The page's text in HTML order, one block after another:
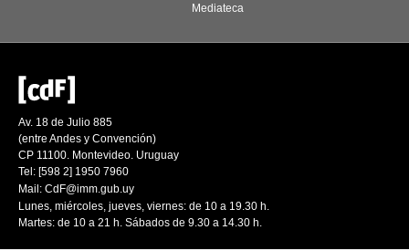
Mediateca
Av. 18 de Julio 885
(entre Andes y Convención)
CP 11100. Montevideo. Uruguay
Tel: [598 2] 1950 7960
Mail: CdF@imm.gub.uy
Lunes, miércoles, jueves, viernes: de 10 a 19.30 h.
Martes: de 10 a 21 h. Sábados de 9.30 a 14.30 h.